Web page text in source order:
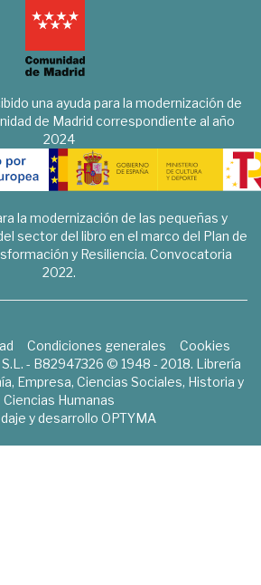
una ayuda para la modernización de
de Madrid correspondiente al año
2024
la modernización de las pequeñas y
sector del libro en el marco del Plan de
y Resiliencia. Convocatoria
2022.
Condiciones generales
Cookies
- B82947326 © 1948 - 2018. Librería
Empresa, Ciencias Sociales, Historia y
Ciencias Humanas
y desarrollo OPTYMA